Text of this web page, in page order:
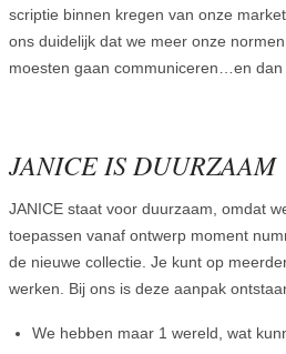
scriptie binnen kregen van onze
ons duidelijk dat we meer onze
moesten gaan communiceren…en
JANICE IS DUURZAAM
JANICE staat voor duurzaam, omdat
toepassen vanaf ontwerp moment
de nieuwe collectie. Je kunt op
werken. Bij ons is deze aanpak
We hebben maar 1 wereld, wat